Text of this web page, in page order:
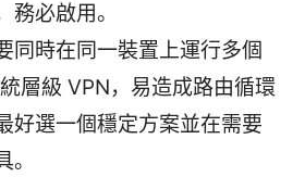
務必啟用。
同時在同一裝置上運行多個
層級 VPN，易造成路由循環
好選一個穩定方案並在需要